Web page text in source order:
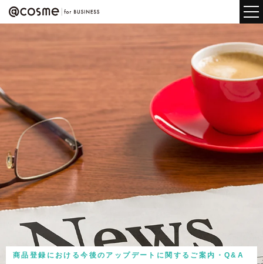
商品登録における今後のアップデートに関するご案内・Q&A